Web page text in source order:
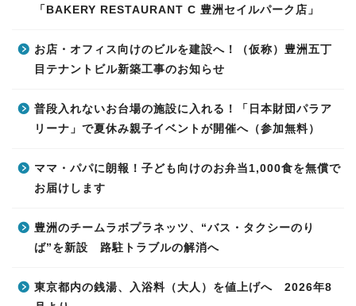
「BAKERY RESTAURANT C 豊洲セイルパーク店」
お店・オフィス向けのビルを建設へ！（仮称）豊洲五丁
目テナントビル新築工事のお知らせ
普段入れないお台場の施設に入れる！「日本財団パラア
リーナ」で夏休み親子イベントが開催へ（参加無料）
ママ・パパに朗報！子ども向けのお弁当1,000食を無償で
お届けします
豊洲のチームラボプラネッツ、“バス・タクシーのり
ば”を新設 路駐トラブルの解消へ
東京都内の銭湯、入浴料（大人）を値上げへ 2026年8